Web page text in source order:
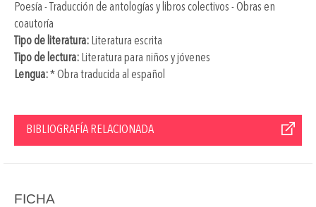
Poesía - Traducción de antologías y libros colectivos - Obras en
coautoría
Tipo de literatura: Literatura escrita
Tipo de lectura: Literatura para niños y jóvenes
Lengua:* Obra traducida al español
BIBLIOGRAFÍA RELACIONADA
FICHA